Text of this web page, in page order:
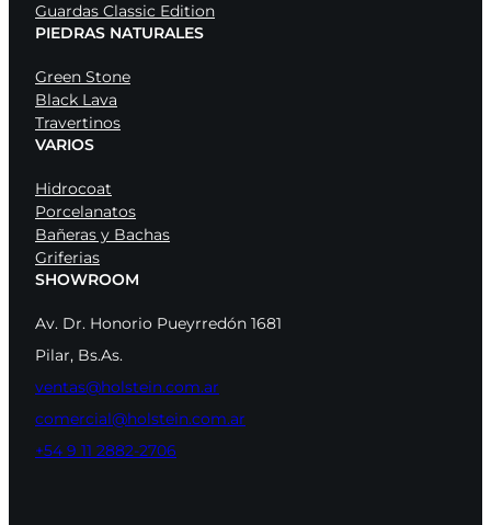
Guardas Classic Edition
PIEDRAS NATURALES
Green Stone
Black Lava
Travertinos
VARIOS
Hidrocoat
Porcelanatos
Bañeras y Bachas
Griferias
SHOWROOM
Av. Dr. Honorio Pueyrredón 1681
Pilar, Bs.As.
ventas@holstein.com.ar
comercial@holstein.com.ar
+54 9 11 2882-2706